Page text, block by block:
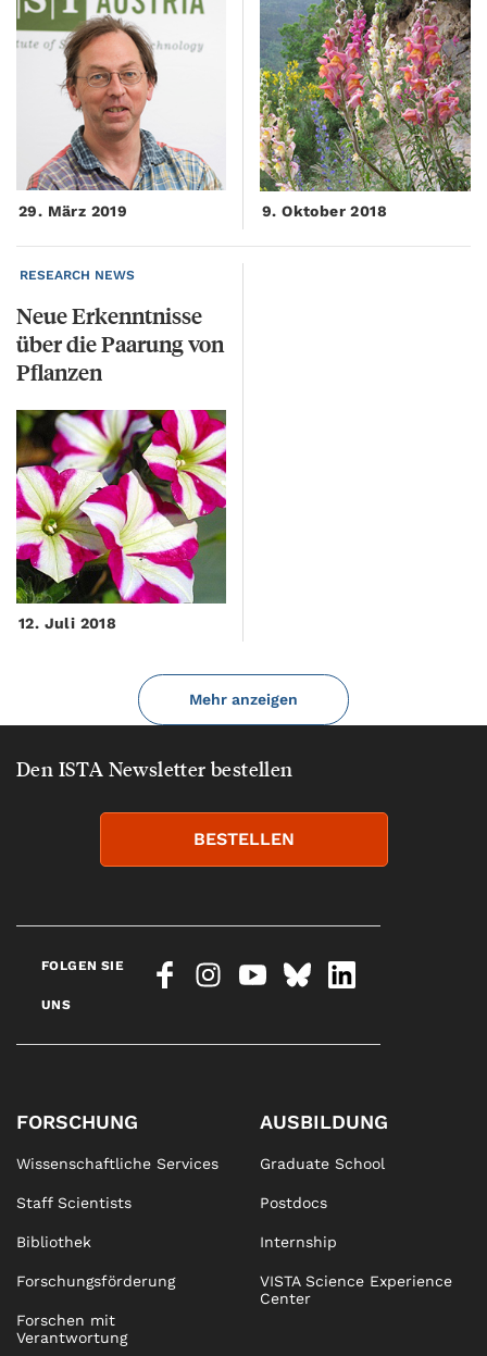
29. März 2019 9. Oktober 2018
RESEARCH NEWS
Neue Erkenntnisse
über die Paarung von
Pflanzen
12. Juli 2018
Mehr anzeigen
Den ISTA Newsletter bestellen
BESTELLEN
FOLGEN SIE
UNS
FORSCHUNG
Wissenschaftliche Services
Staff Scientists
Bibliothek
Forschungsförderung
Forschen mit
Verantwortung
AUSBILDUNG
Graduate School
Postdocs
Internship
VISTA Science Experience
Center